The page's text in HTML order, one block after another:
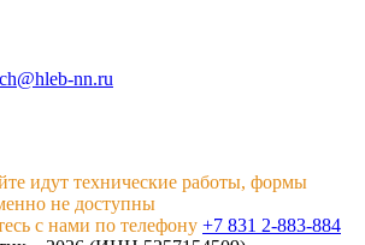
nn.ru
идут технические работы, формы
не доступны
с нами по телефону +7 831 2-883-884